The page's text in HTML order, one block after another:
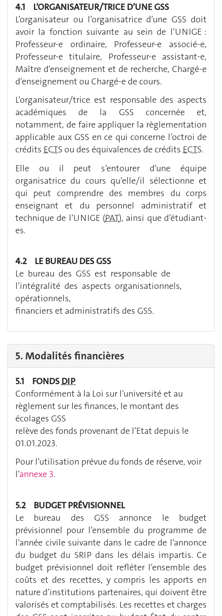
4.1 L’ORGANISATEUR/TRICE D’UNE GSS
L’organisateur ou l’organisatrice d’une GSS doit
avoir la fonction suivante au sein de l’UNIGE :
Professeur-e ordinaire, Professeur-e associé-e,
Professeur-e titulaire, Professeur-e assistant-e,
Maître d'enseignement et de recherche, Chargé-e
d'enseignement ou Chargé-e de cours.
L’organisateur/trice est responsable des aspects
académiques de la GSS concernée et,
notamment, de faire appliquer la règlementation
applicable aux GSS en ce qui concerne l’octroi de
crédits ECTS ou des équivalences de crédits ECTS.
Elle ou il peut s’entourer d’une équipe
organisatrice du cours qu’elle/il sélectionne et
qui peut comprendre des membres du corps
enseignant et du personnel administratif et
technique de l’UNIGE (PAT), ainsi que d’étudiant-
es.
4.2 LE BUREAU DES GSS
Le bureau des GSS est responsable de
l’intégralité des aspects organisationnels,
opérationnels,
financiers et administratifs des GSS.
5. Modalités financières
5.1 FONDS DIP
Conformément à la Loi sur l’université et au
règlement sur les finances, le montant des
écolages GSS
relève des fonds provenant de l’Etat depuis le
01.01.2023.
Pour l’utilisation prévue du fonds de réserve, voir
l’annexe 3.
5.2 BUDGET PRÉVISIONNEL
Le bureau des GSS annonce le budget
prévisionnel pour l’ensemble du programme de
l’année civile suivante dans le cadre de l’annonce
du budget du SRIP dans les délais impartis. Ce
budget prévisionnel doit refléter l’ensemble des
coûts et des recettes, y compris les apports en
nature d’institutions partenaires, qui doivent être
valorisés et comptabilisés. Les recettes et charges